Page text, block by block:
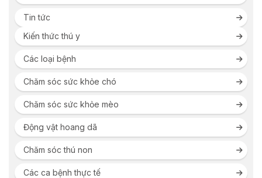
Tin tức
Kiến thức thú y
Các loại bệnh
Chăm sóc sức khỏe chó
Chăm sóc sức khỏe mèo
Động vật hoang dã
Chăm sóc thú non
Các ca bệnh thực tế